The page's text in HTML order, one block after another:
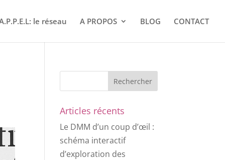
le réseau A PROPOS BLOG CONTACT
Articles récents
Le DMM d’un coup d’œil :
schéma interactif
d’exploration des